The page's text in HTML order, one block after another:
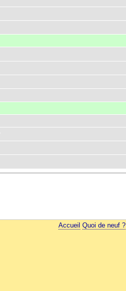
Accueil Quoi de neuf ?